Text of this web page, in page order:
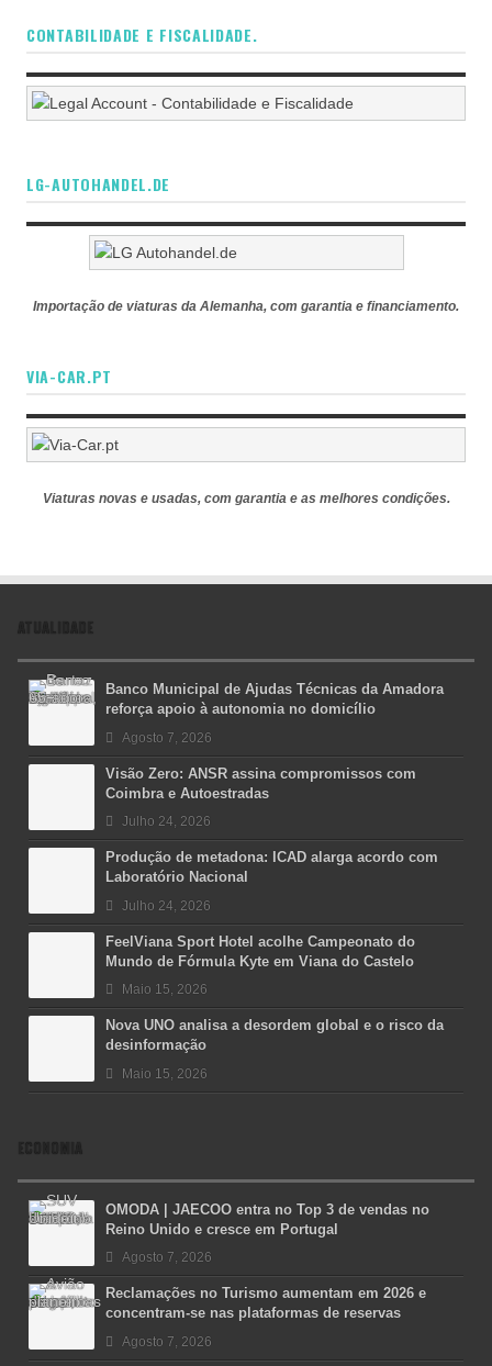
CONTABILIDADE E FISCALIDADE.
LG-AUTOHANDEL.DE
Importação de viaturas da Alemanha, com garantia e financiamento.
VIA-CAR.PT
Viaturas novas e usadas, com garantia e as melhores condições.
ATUALIDADE
Banco Municipal de Ajudas Técnicas da Amadora
reforça apoio à autonomia no domicílio
Agosto 7, 2026
Visão Zero: ANSR assina compromissos com
Coimbra e Autoestradas
Julho 24, 2026
Produção de metadona: ICAD alarga acordo com
Laboratório Nacional
Julho 24, 2026
FeelViana Sport Hotel acolhe Campeonato do
Mundo de Fórmula Kyte em Viana do Castelo
Maio 15, 2026
Nova UNO analisa a desordem global e o risco da
desinformação
Maio 15, 2026
ECONOMIA
OMODA | JAECOO entra no Top 3 de vendas no
Reino Unido e cresce em Portugal
Agosto 7, 2026
Reclamações no Turismo aumentam em 2026 e
concentram-se nas plataformas de reservas
Agosto 7, 2026